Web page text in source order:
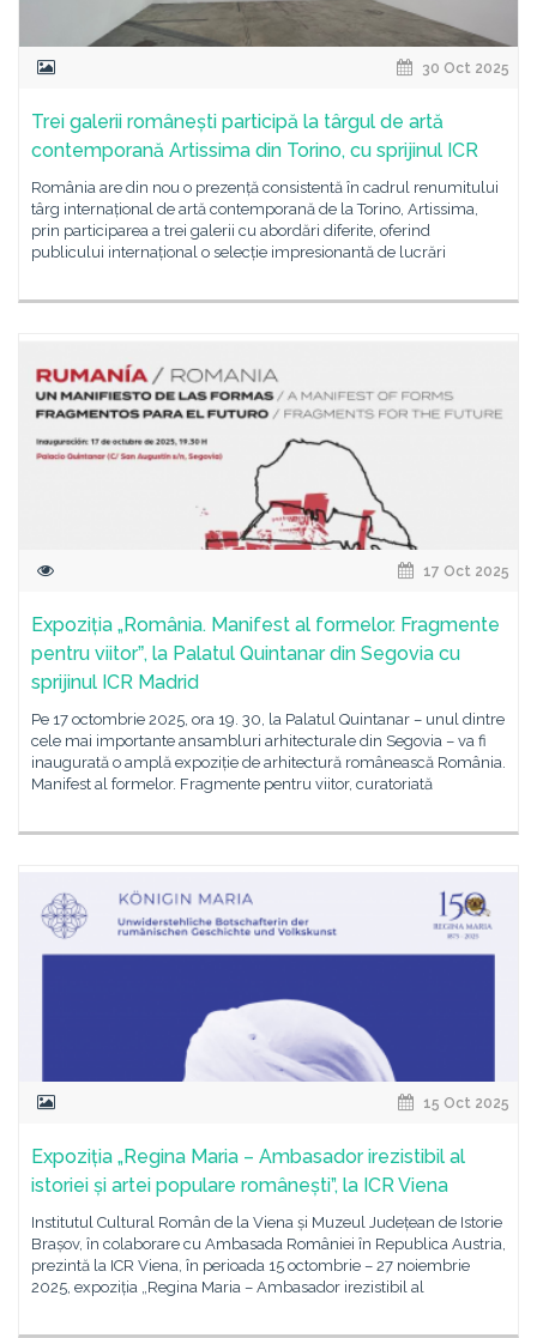
30 Oct 2025
Trei galerii românești participă la târgul de artă
contemporană Artissima din Torino, cu sprijinul ICR
România are din nou o prezență consistentă în cadrul renumitului
târg internațional de artă contemporană de la Torino, Artissima,
prin participarea a trei galerii cu abordări diferite, oferind
publicului internațional o selecție impresionantă de lucrări
17 Oct 2025
Expoziția „România. Manifest al formelor. Fragmente
pentru viitorˮ, la Palatul Quintanar din Segovia cu
sprijinul ICR Madrid
Pe 17 octombrie 2025, ora 19. 30, la Palatul Quintanar – unul dintre
cele mai importante ansambluri arhitecturale din Segovia – va fi
inaugurată o amplă expoziție de arhitectură românească România.
Manifest al formelor. Fragmente pentru viitor, curatoriată
15 Oct 2025
Expoziția „Regina Maria – Ambasador irezistibil al
istoriei și artei populare românești”, la ICR Viena
Institutul Cultural Român de la Viena și Muzeul Județean de Istorie
Brașov, în colaborare cu Ambasada României în Republica Austria,
prezintă la ICR Viena, în perioada 15 octombrie – 27 noiembrie
2025, expoziția „Regina Maria – Ambasador irezistibil al